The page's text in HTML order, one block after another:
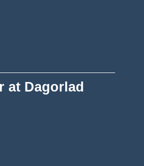
at Dagorlad